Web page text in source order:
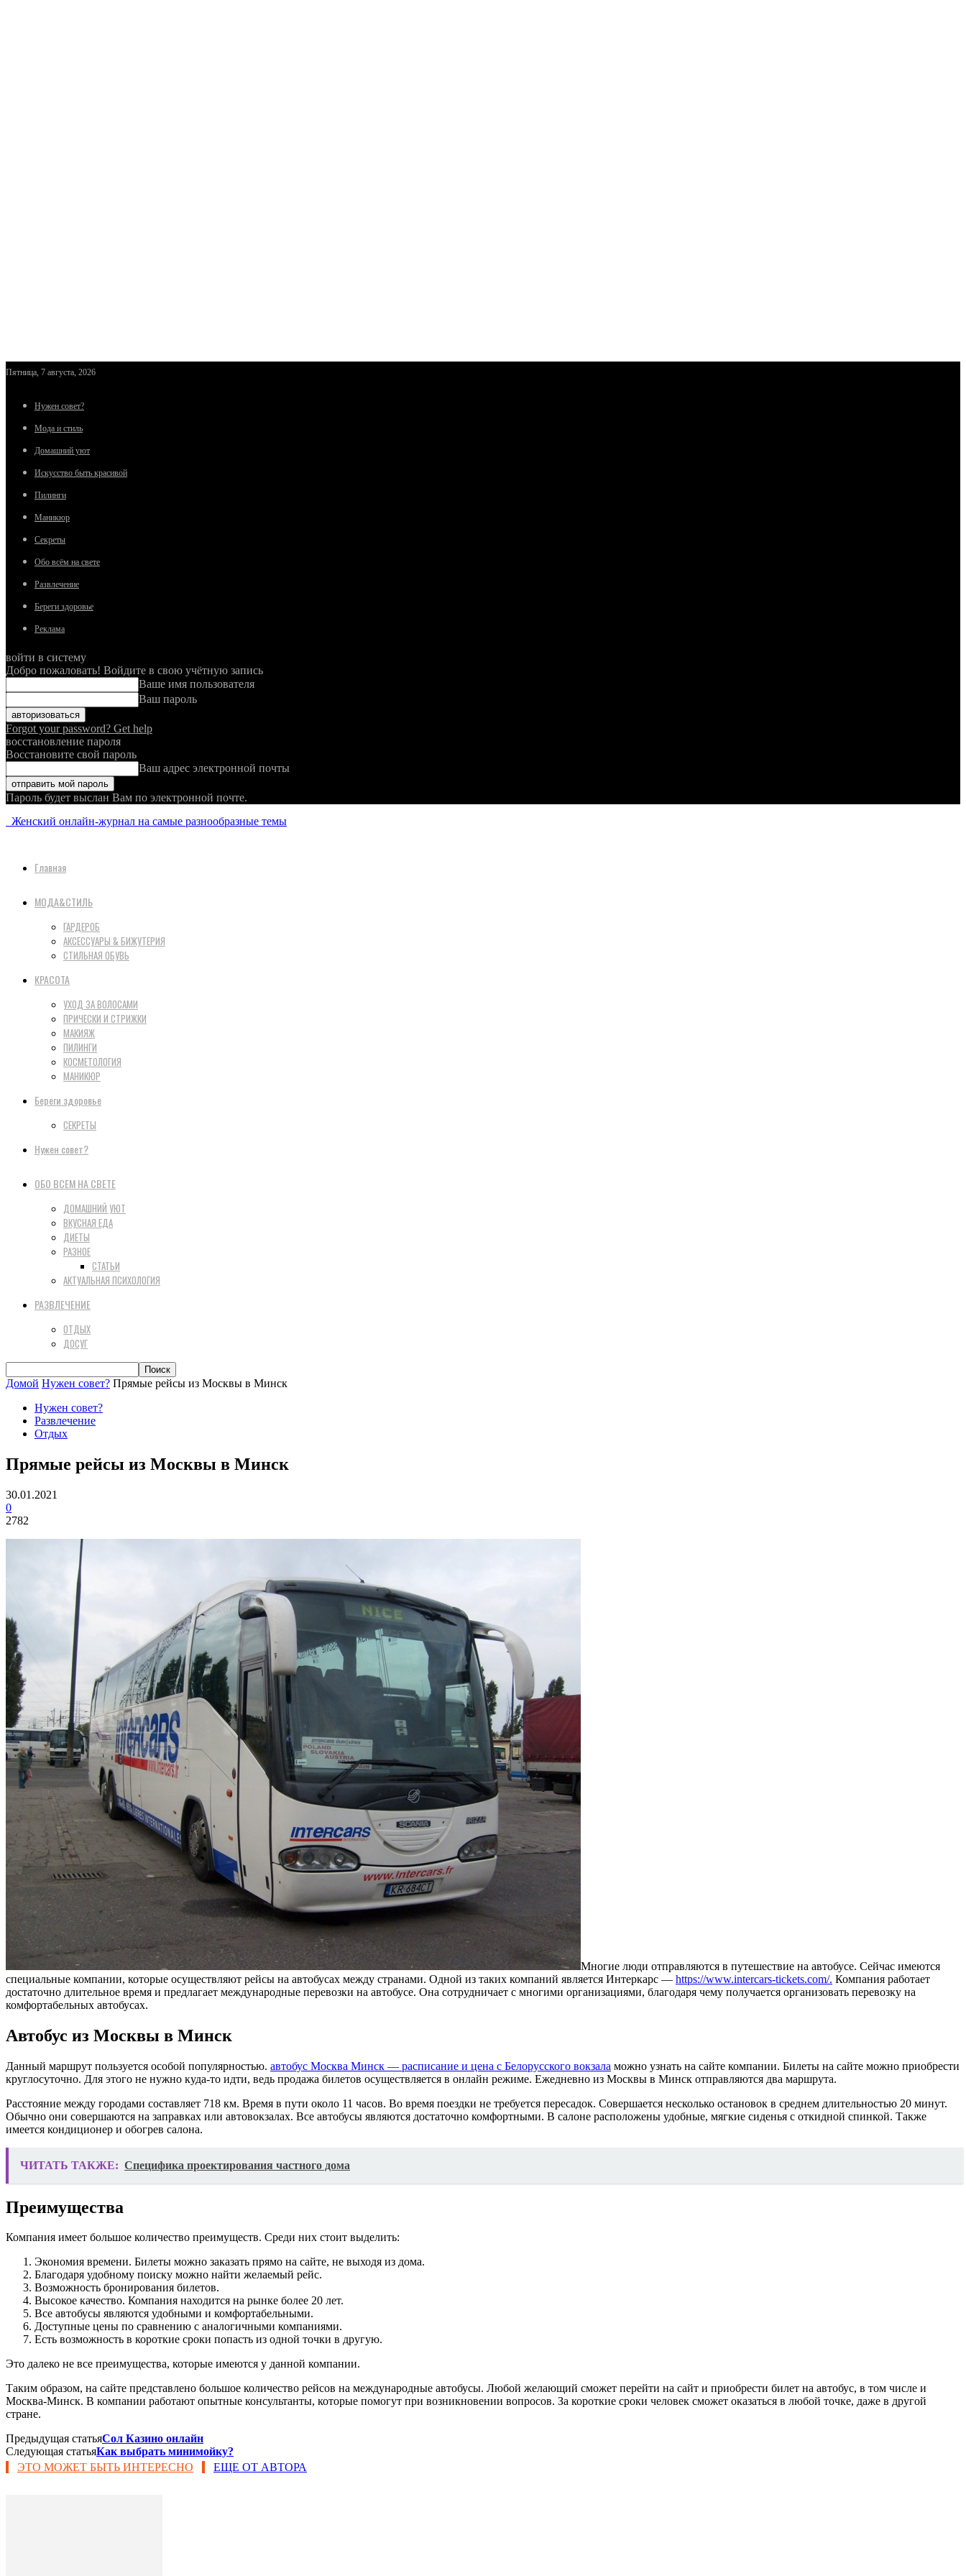
Пятница, 7 августа, 2026
Нужен совет?
Мода и стиль
Домашний уют
Искусство быть красивой
Пилинги
Маникюр
Секреты
Обо всём на свете
Развлечение
Береги здоровье
Реклама
войти в систему
Добро пожаловать! Войдите в свою учётную запись
Ваше имя пользователя
Ваш пароль
Forgot your password? Get help
восстановление пароля
Восстановите свой пароль
Ваш адрес электронной почты
Пароль будет выслан Вам по электронной почте.
Женский онлайн-журнал на самые разнообразные темы
Главная
МОДА&СТИЛЬ
ГАРДЕРОБ
АКСЕССУАРЫ & БИЖУТЕРИЯ
СТИЛЬНАЯ ОБУВЬ
КРАСОТА
УХОД ЗА ВОЛОСАМИ
ПРИЧЕСКИ И СТРИЖКИ
МАКИЯЖ
ПИЛИНГИ
КОСМЕТОЛОГИЯ
МАНИКЮР
Береги здоровье
СЕКРЕТЫ
Нужен совет?
ОБО ВСЕМ НА СВЕТЕ
ДОМАШНИЙ УЮТ
ВКУСНАЯ ЕДА
ДИЕТЫ
РАЗНОЕ
СТАТЬИ
АКТУАЛЬНАЯ ПСИХОЛОГИЯ
РАЗВЛЕЧЕНИЕ
ОТДЫХ
ДОСУГ
Домой Нужен совет? Прямые рейсы из Москвы в Минск
Нужен совет?
Развлечение
Отдых
Прямые рейсы из Москвы в Минск
30.01.2021
0
2782
Многие люди отправляются в путешествие на автобусе. Сейчас имеются
специальные компании, которые осуществляют рейсы на автобусах между странами. Одной из таких компаний является Интеркарс — https://www.intercars-tickets.com/. Компания работает
достаточно длительное время и предлагает международные перевозки на автобусе. Она сотрудничает с многими организациями, благодаря чему получается организовать перевозку на
комфортабельных автобусах.
Автобус из Москвы в Минск
Данный маршрут пользуется особой популярностью. автобус Москва Минск — расписание и цена с Белорусского вокзала можно узнать на сайте компании. Билеты на сайте можно приобрести
круглосуточно. Для этого не нужно куда-то идти, ведь продажа билетов осуществляется в онлайн режиме. Ежедневно из Москвы в Минск отправляются два маршрута.
Расстояние между городами составляет 718 км. Время в пути около 11 часов. Во время поездки не требуется пересадок. Совершается несколько остановок в среднем длительностью 20 минут.
Обычно они совершаются на заправках или автовокзалах. Все автобусы являются достаточно комфортными. В салоне расположены удобные, мягкие сиденья с откидной спинкой. Также
имеется кондиционер и обогрев салона.
ЧИТАТЬ ТАКЖЕ: Специфика проектирования частного дома
Преимущества
Компания имеет большое количество преимуществ. Среди них стоит выделить:
Экономия времени. Билеты можно заказать прямо на сайте, не выходя из дома.
Благодаря удобному поиску можно найти желаемый рейс.
Возможность бронирования билетов.
Высокое качество. Компания находится на рынке более 20 лет.
Все автобусы являются удобными и комфортабельными.
Доступные цены по сравнению с аналогичными компаниями.
Есть возможность в короткие сроки попасть из одной точки в другую.
Это далеко не все преимущества, которые имеются у данной компании.
Таким образом, на сайте представлено большое количество рейсов на международные автобусы. Любой желающий сможет перейти на сайт и приобрести билет на автобус, в том числе и
Москва-Минск. В компании работают опытные консультанты, которые помогут при возникновении вопросов. За короткие сроки человек сможет оказаться в любой точке, даже в другой
стране.
Предыдущая статьяСол Казино онлайн
Следующая статьяКак выбрать минимойку?
ЭТО МОЖЕТ БЫТЬ ИНТЕРЕСНО
ЕЩЕ ОТ АВТОРА